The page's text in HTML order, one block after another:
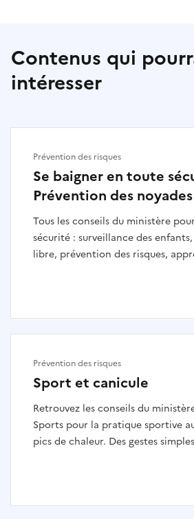
Contenus qui
intéresser
Se baigner en toute
Prévention des noyades
Tous les conseils du ministère
sécurité : surveillance des
libre, prévention des risques,
Prévention des risques
Sport et canicule
Retrouvez les conseils du
Sports pour la pratique sportive
pics de chaleur. Des gestes
Prévention des risques